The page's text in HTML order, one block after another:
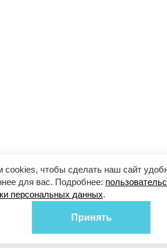
чтобы сделать наш сайт
для вас. Подробнее:
персональных данных.
Принять